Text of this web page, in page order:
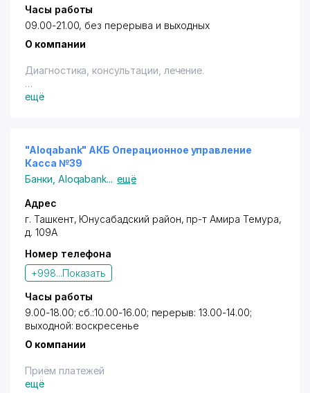
Часы работы
09.00-21.00, без перерыва и выходных
О компании
Диагностика, консультации, лечение.
Владельцам дисконтных карт с логотипом "Город
ещё
"Aloqabank" АКБ Операционное управление
Касса №39
Банки Aloqabank... ещё
Адрес
г. Ташкент, Юнусабадский район, пр-т Амира Темура,
д. 109А
Номер телефона
+998...Показать
Часы работы
9.00-18.00; сб.:10.00-16.00; перерыв: 13.00-14.00;
выходной: воскресенье
О компании
Приём платежей
ещё